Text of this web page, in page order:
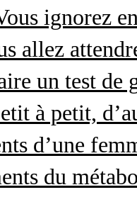
ignorez
allez
un test de
à petit,
d’une
du